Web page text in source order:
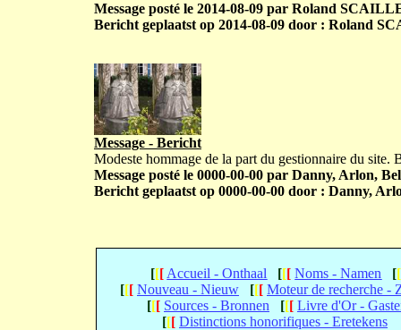
Message posté le 2014-08-09 par Roland
Bericht geplaatst op 2014-08-09 door : Roland
Message - Bericht
Modeste hommage de la part du gestionnaire du site.
Message posté le 0000-00-00 par Danny, Arlon,
Bericht geplaatst op 0000-00-00 door : Danny,
[[[ Accueil - Onthaal [[[ Noms - Namen [[
[[[ Nouveau - Nieuw [[[ Moteur de recherche -
[[[ Sources - Bronnen [[[ Livre d'Or -
[[[ Distinctions honorifiques - Eretekens